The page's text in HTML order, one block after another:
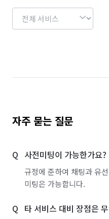
자주 묻는 질문
사전미팅이 가능한가요?
규정에 준하여 채팅과 유
미팅은 가능합니다.
타 서비스 대비 장점은